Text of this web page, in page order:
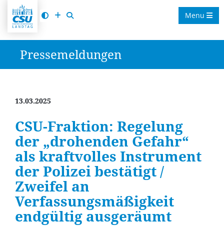
Menu
Pressemeldungen
13.03.2025
CSU-Fraktion: Regelung
der „drohenden Gefahr“
als kraftvolles Instrument
der Polizei bestätigt /
Zweifel an
Verfassungsmäßigkeit
endgültig ausgeräumt